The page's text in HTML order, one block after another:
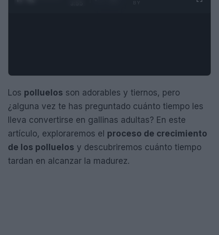
Los polluelos son adorables y tiernos, pero
¿alguna vez te has preguntado cuánto tiempo les
lleva convertirse en gallinas adultas? En este
artículo, exploraremos el proceso de crecimiento
de los polluelos y descubriremos cuánto tiempo
tardan en alcanzar la madurez.